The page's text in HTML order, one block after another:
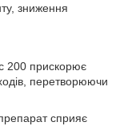
зниження
200 прискорює
перетворюючи
сприяє